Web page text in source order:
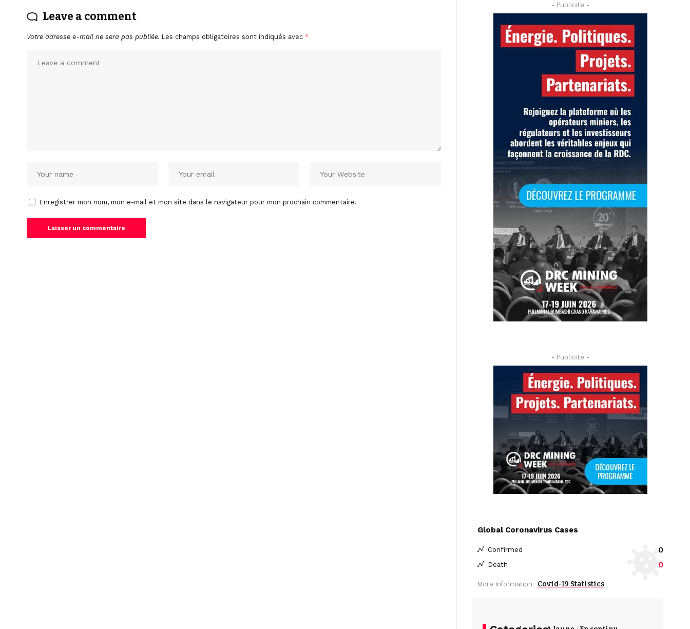
Leave a comment
Votre adresse e-mail ne sera pas publiée. Les champs obligatoires sont indiqués avec *
Enregistrer mon nom, mon e-mail et mon site dans le navigateur pour mon prochain commentaire.
- Publicite -
- Publicite -
Global Coronavirus Cases
Confirmed 0
Death 0
More Information: Covid-19 Statistics